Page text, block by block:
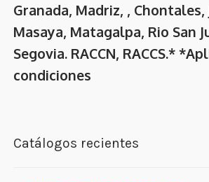
Granada, Madriz, , Chontales,
Masaya, Matagalpa, Rio San
Segovia. RACCN, RACCS.*
condiciones
Catálogos recientes